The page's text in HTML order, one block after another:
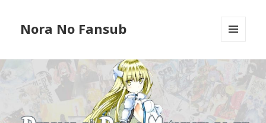
Nora No Fansub
WIDGETS